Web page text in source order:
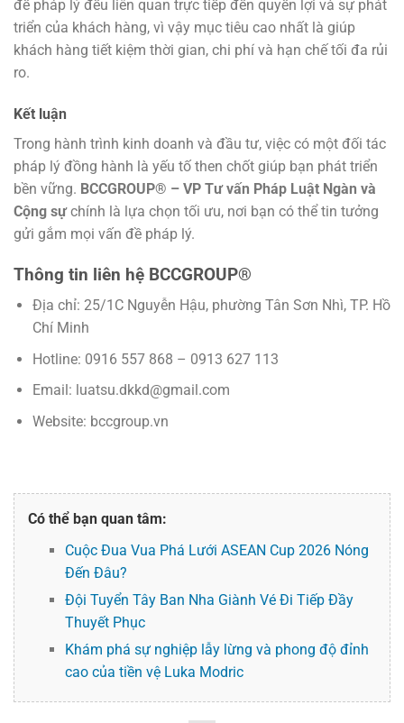
đề pháp lý đều liên quan trực tiếp đến quyền lợi và sự phát
triển của khách hàng, vì vậy mục tiêu cao nhất là giúp
khách hàng tiết kiệm thời gian, chi phí và hạn chế tối đa rủi
ro.
Kết luận
Trong hành trình kinh doanh và đầu tư, việc có một đối tác
pháp lý đồng hành là yếu tố then chốt giúp bạn phát triển
bền vững. BCCGROUP® – VP Tư vấn Pháp Luật Ngàn và
Cộng sựchính là lựa chọn tối ưu, nơi bạn có thể tin tưởng
gửi gắm mọi vấn đề pháp lý.
Thông tin liên hệ BCCGROUP®
Địa chỉ: 25/1C Nguyễn Hậu, phường Tân Sơn Nhì, TP. Hồ
Chí Minh
Hotline: 0916 557 868 – 0913 627 113
Email: luatsu.dkkd@gmail.com
Website: bccgroup.vn
Có thể bạn quan tâm:
Cuộc Đua Vua Phá Lưới ASEAN Cup 2026 Nóng
Đến Đâu?
Đội Tuyển Tây Ban Nha Giành Vé Đi Tiếp Đầy
Thuyết Phục
Khám phá sự nghiệp lẫy lừng và phong độ đỉnh
cao của tiền vệ Luka Modric